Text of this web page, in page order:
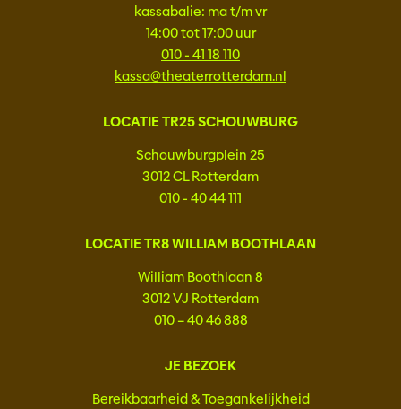
kassabalie: ma t/m vr
14:00 tot 17:00 uur
010 - 41 18 110
kassa@theaterrotterdam.nl
LOCATIE TR25 SCHOUWBURG
Schouwburgplein 25
3012 CL Rotterdam
010 - 40 44 111
LOCATIE TR8 WILLIAM BOOTHLAAN
William Boothlaan 8
3012 VJ Rotterdam
010 – 40 46 888
JE BEZOEK
Bereikbaarheid & Toegankelijkheid